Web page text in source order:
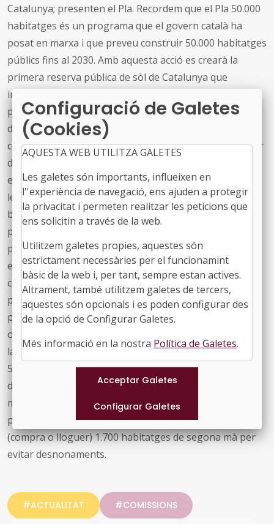
Catalunya; presenten el Pla. Recordem que el Pla 50.000
habitatges és un programa que el govern català ha
posat en marxa i que preveu construir 50.000 habitatges
públics fins al 2030. Amb aquesta acció es crearà la
primera reserva pública de sòl de Catalunya que
integrarà tots els terrenys disponibles de la Generalitat
però que també s’iniciaran accions per incorporar el sòl
dels municipis i del govern d'Espanya. La primera
convocatòria a través de la Reserva de Sòl serà el febrer
del 2025. Amb aquesta acció es pretén reduir en un 50%
el temps d'execució de les obres amb les modificacions
legals necessàries i amb l’establiment d’una llicència
bàsica. En aquest sentit, la Generalitat s'ofereix als
promotors privats per llogar o comprar totes les seves
promocions d’obra nova destinades a habitatge públic
en zones de forta demanda i també es volen garantir
condicions més favorables de finançament a totes les
promocions de construcció habitatges públics amb una
primera línia de 500 milions d’euros anuals. Un altre
objectiu és oferir més ajuts directes a la ciutadania amb
la creació d’un Fons públic d’Emancipació dotat de
500M€ durant 5 anys es finançarà el 20% de les
despeses de compra de 12.000 habitatges per a joves
menors de 35 anys i es reservaran 500M€ anuals més
per ajudar a les famílies a pagar el lloguer i per adquirir
(compra o lloguer) 1.700 habitatges de segona mà per
evitar desnonaments.
#ACTUALITAT #COMISSIONS
Configuració de Galetes
(Cookies)
AQUESTA WEB UTILITZA GALETES
Les galetes són importants, influeixen en
l''experiència de navegació, ens ajuden a protegir
la privacitat i permeten realitzar les peticions que
ens solicitin a través de la web.
Utilitzem galetes propies, aquestes són
estrictament necessàries per el funcionamint
bàsic de la web i, per tant, sempre estan actives.
Altrament, també utilitzem galetes de tercers,
aquestes són opcionals i es poden configurar des
de la opció de Configurar Galetes.
Més informació en la nostra Política de Galetes.